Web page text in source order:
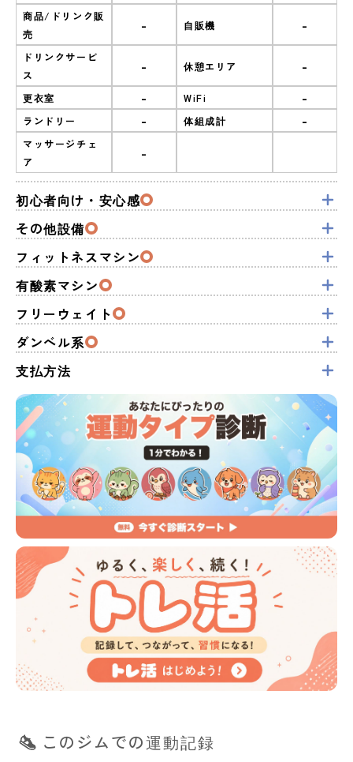
商品/ドリンク販
売
- 自販機 -
ドリンクサービ
ス
- 休憩エリア -
更衣室 - WiFi -
ランドリー - 体組成計 -
マッサージチェ
ア
-
初心者向け・安心感
その他設備
フィットネスマシン
有酸素マシン
フリーウェイト
ダンベル系
支払方法
このジムでの運動記録